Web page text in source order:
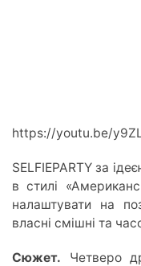
https://youtu.be/
SELFIEPARTY за
в стилі
налаштувати на
власні смішні та
Сюжет. Четверо